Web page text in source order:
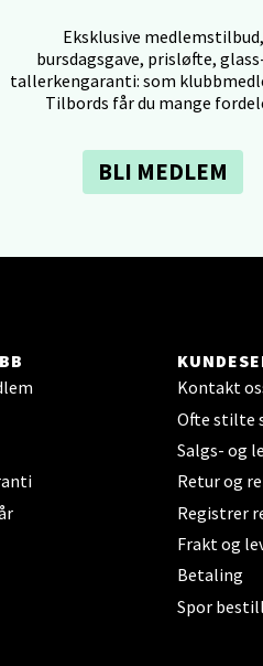
Eksklusive medlemstilbud,
bursdagsgave, prisløfte,
tallerkengaranti: som
Tilbords får du mange
BLI MEDLEM
Kontakt
Ofte stilte
Salgs- og
Retur og
Registrer
Frakt og
Betaling
Spor